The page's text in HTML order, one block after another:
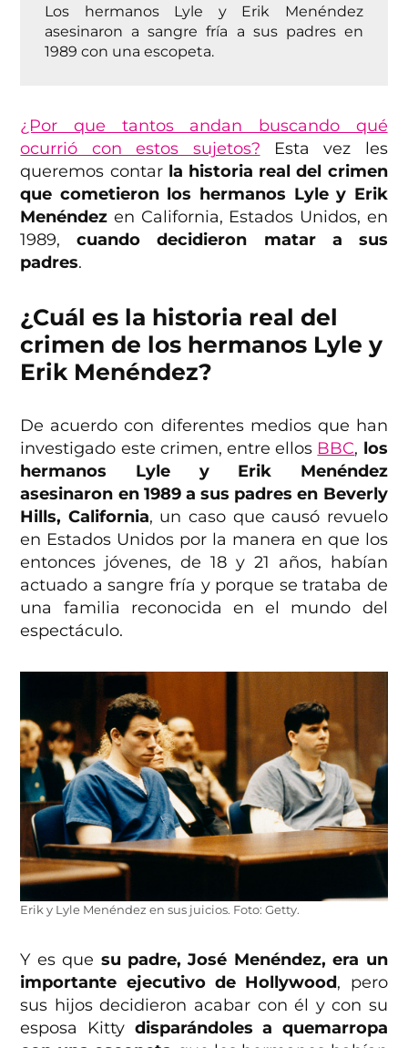
Los hermanos Lyle y Erik Menéndez
asesinaron a sangre fría a sus padres en
1989 con una escopeta.
¿Por que tantos andan buscando qué
ocurrió con estos sujetos? Esta vez les
queremos contar la historia real del crimen
que cometieron los hermanos Lyle y Erik
Menéndez en California, Estados Unidos, en
1989,cuando decidieron matar a sus
padres.
¿Cuál es la historia real del
crimen de los hermanos Lyle y
Erik Menéndez?
De acuerdo con diferentes medios que han
investigado este crimen, entre ellos BBC, los
hermanos Lyle y Erik Menéndez
asesinaron en 1989 a sus padres en Beverly
Hills, California, un caso que causó revuelo
en Estados Unidos por la manera en que los
entonces jóvenes, de 18 y 21 años, habían
actuado a sangre fría y porque se trataba de
una familia reconocida en el mundo del
espectáculo.
Erik y Lyle Menéndez en sus juicios. Foto: Getty.
Y es que su padre, José Menéndez, era un
importante ejecutivo de Hollywood, pero
sus hijos decidieron acabar con él y con su
esposa Kitty disparándoles a quemarropa